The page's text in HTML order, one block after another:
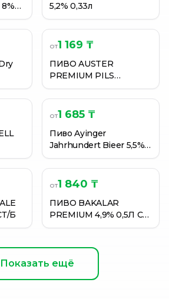
5,2% 0,33л
от1 169 ₸
ПИВО AUSTER
PREMIUM PILS
СВЕТЛОЕ 4,9% 0,45Л
Ж/Б
от1 685 ₸
Пиво Ayinger
Jahrhundert Bieer 5,5%
0,5 л ст/бут.
Б
от1 840 ₸
ПИВО BAKALAR
PREMIUM 4,9% 0,5Л СТ/
Б
Показать ещё